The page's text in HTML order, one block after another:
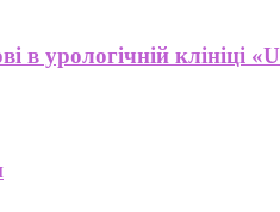
в урологічній клініці